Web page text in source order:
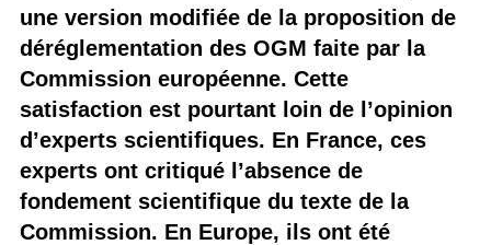
une version modifiée de la proposition de
déréglementation des OGM faite par la
Commission européenne. Cette
satisfaction est pourtant loin de l’opinion
d’experts scientifiques. En France, ces
experts ont critiqué l’absence de
fondement scientifique du texte de la
Commission. En Europe, ils ont été